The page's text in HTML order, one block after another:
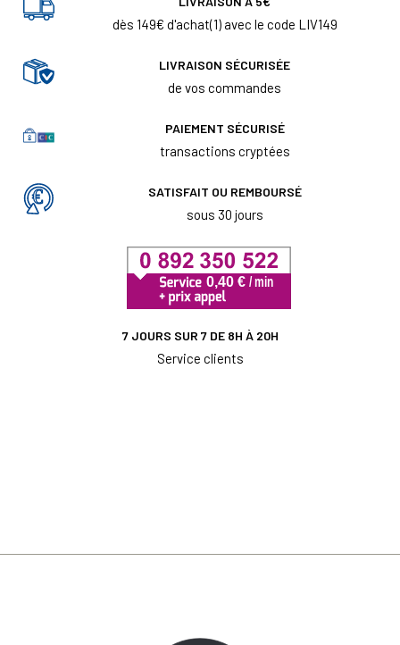
dès 149€ d'achat(1) avec le code LIV149
LIVRAISON SÉCURISÉE
de vos commandes
PAIEMENT SÉCURISÉ
transactions cryptées
SATISFAIT OU REMBOURSÉ
sous 30 jours
7 JOURS SUR 7 DE 8H À 20H
Service clients